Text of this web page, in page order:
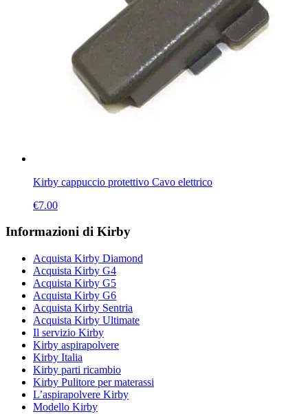
Kirby cappuccio protettivo Cavo elettrico
€7.00
Informazioni di Kirby
Acquista Kirby Diamond
Acquista Kirby G4
Acquista Kirby G5
Acquista Kirby G6
Acquista Kirby Sentria
Acquista Kirby Ultimate
Il servizio Kirby
Kirby aspirapolvere
Kirby Italia
Kirby parti ricambio
Kirby Pulitore per materassi
L’aspirapolvere Kirby
Modello Kirby